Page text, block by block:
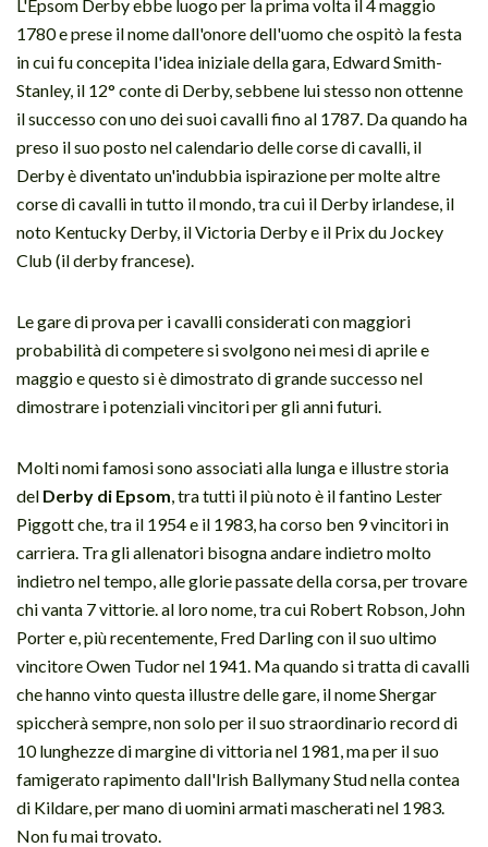
L'Epsom Derby ebbe luogo per la prima volta il 4 maggio
1780 e prese il nome dall'onore dell'uomo che ospitò la festa
in cui fu concepita l'idea iniziale della gara, Edward Smith-
Stanley, il 12° conte di Derby, sebbene lui stesso non ottenne
il successo con uno dei suoi cavalli fino al 1787. Da quando ha
preso il suo posto nel calendario delle corse di cavalli, il
Derby è diventato un'indubbia ispirazione per molte altre
corse di cavalli in tutto il mondo, tra cui il Derby irlandese, il
noto Kentucky Derby, il Victoria Derby e il Prix du Jockey
Club (il derby francese).
Le gare di prova per i cavalli considerati con maggiori
probabilità di competere si svolgono nei mesi di aprile e
maggio e questo si è dimostrato di grande successo nel
dimostrare i potenziali vincitori per gli anni futuri.
Molti nomi famosi sono associati alla lunga e illustre storia
del Derby di Epsom , tra tutti il più noto è il fantino Lester
Piggott che, tra il 1954 e il 1983, ha corso ben 9 vincitori in
carriera. Tra gli allenatori bisogna andare indietro molto
indietro nel tempo, alle glorie passate della corsa, per trovare
chi vanta 7 vittorie. al loro nome, tra cui Robert Robson, John
Porter e, più recentemente, Fred Darling con il suo ultimo
vincitore Owen Tudor nel 1941. Ma quando si tratta di cavalli
che hanno vinto questa illustre delle gare, il nome Shergar
spiccherà sempre, non solo per il suo straordinario record di
10 lunghezze di margine di vittoria nel 1981, ma per il suo
famigerato rapimento dall'Irish Ballymany Stud nella contea
di Kildare, per mano di uomini armati mascherati nel 1983.
Non fu mai trovato.